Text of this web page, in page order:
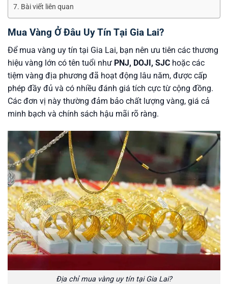
Bài viết liên quan
Mua Vàng Ở Đâu Uy Tín Tại Gia Lai?
Để mua vàng uy tín tại Gia Lai, bạn nên ưu tiên các thương
hiệu vàng lớn có tên tuổi như PNJ, DOJI, SJC hoặc các
tiệm vàng địa phương đã hoạt động lâu năm, được cấp
phép đầy đủ và có nhiều đánh giá tích cực từ cộng đồng.
Các đơn vị này thường đảm bảo chất lượng vàng, giá cả
minh bạch và chính sách hậu mãi rõ ràng.
Địa chỉ mua vàng uy tín tại Gia Lai?